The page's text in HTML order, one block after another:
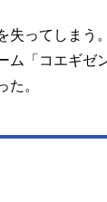
失ってしまう。
ム「コエギゼ
た。